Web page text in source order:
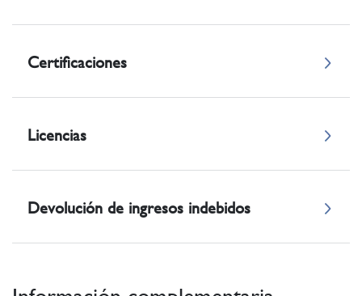
Certificaciones
Licencias
Devolución de ingresos indebidos